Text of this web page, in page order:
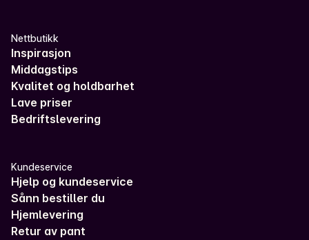
Nettbutikk
Inspirasjon
Middagstips
Kvalitet og holdbarhet
Lave priser
Bedriftslevering
Kundeservice
Hjelp og kundeservice
Sånn bestiller du
Hjemlevering
Retur av pant